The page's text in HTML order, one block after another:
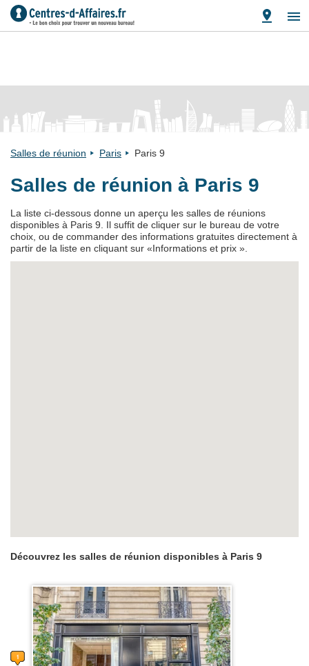
Salles de réunion Paris Paris 9
Salles de réunion à Paris 9
La liste ci-dessous donne un aperçu les salles de réunions
disponibles à Paris 9. Il suffit de cliquer sur le bureau de votre
choix, ou de commander des informations gratuites directement à
partir de la liste en cliquant sur «Informations et prix ».
Découvrez les salles de réunion disponibles à Paris 9